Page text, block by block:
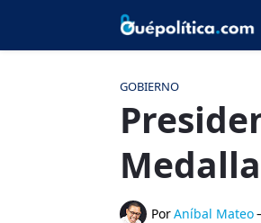
GOBIERNO
PorAníbal Mateo